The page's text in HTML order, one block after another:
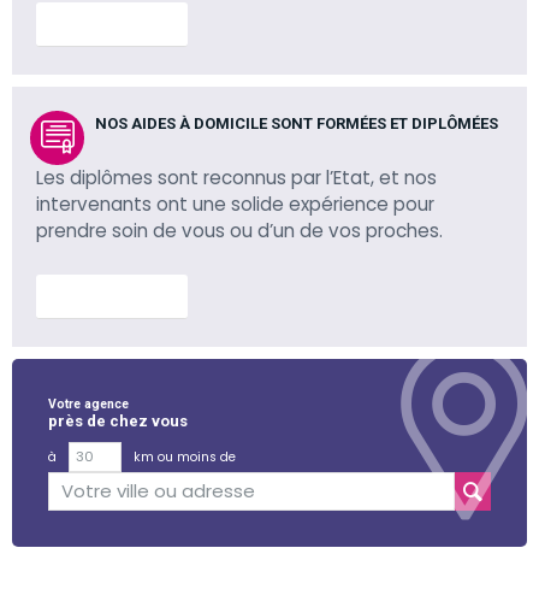
NOS AIDES À DOMICILE SONT FORMÉES ET DIPLÔMÉES
Les diplômes sont reconnus par l’Etat, et nos
intervenants ont une solide expérience pour
prendre soin de vous ou d’un de vos proches.
Votre agence
près de chez vous
à
km ou moins de